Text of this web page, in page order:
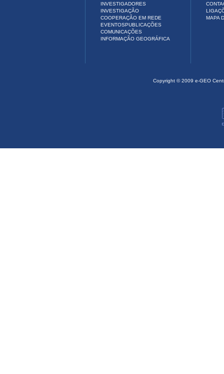
INVESTIGADORES
INVESTIGAÇÃO
COOPERAÇÃO EM REDE
EVENTOSPUBLICAÇÕES
COMUNICAÇÕES
INFORMAÇÃO GEOGRÁFICA
MAPA
Copyright © 2009 e-GEO